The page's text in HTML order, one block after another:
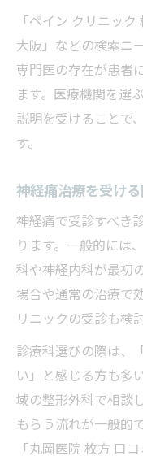
「ペイン クリニッ
大阪」などの検索ニ
専門医の存在が患者
ます。医療機関を選
説明を受けることで
す。
神経痛治療を受け
神経痛で受診すべき
ります。一般的には
科や神経内科が最初
場合や通常の治療で
リニックの受診も検
診療科選びの際は、
い」と感じる方も多
域の整形外科で相談
もらう流れが一般的
「丸岡医院 枚方 口